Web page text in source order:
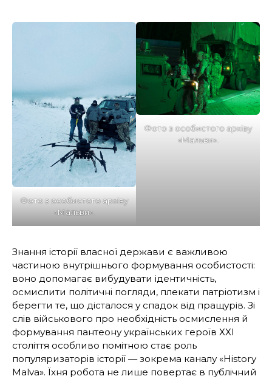
Фото з особистого архіву
«Мальви».
Фото з особистого архіву
«Мальви».
Знання історії власної держави є важливою
частиною внутрішнього формування особистості:
воно допомагає вибудувати ідентичність,
осмислити політичні погляди, плекати патріотизм і
берегти те, що дісталося у спадок від пращурів. Зі
слів військового про необхідність осмислення й
формування пантеону українських героїв ХХІ
століття особливо помітною стає роль
популяризаторів історії — зокрема каналу «History
Malva». Їхня робота не лише повертає в публічний